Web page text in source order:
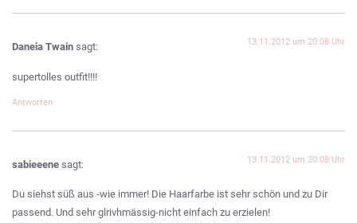
Daneia Twain sagt: 13.11.2012 um 20:08 Uhr
supertolles outfit!!!!
Antworten
sabieeene sagt: 13.11.2012 um 20:08 Uhr
Du siehst süß aus -wie immer! Die Haarfarbe ist sehr schön und zu Dir
passend. Und sehr glrivhmässig-nicht einfach zu erzielen!